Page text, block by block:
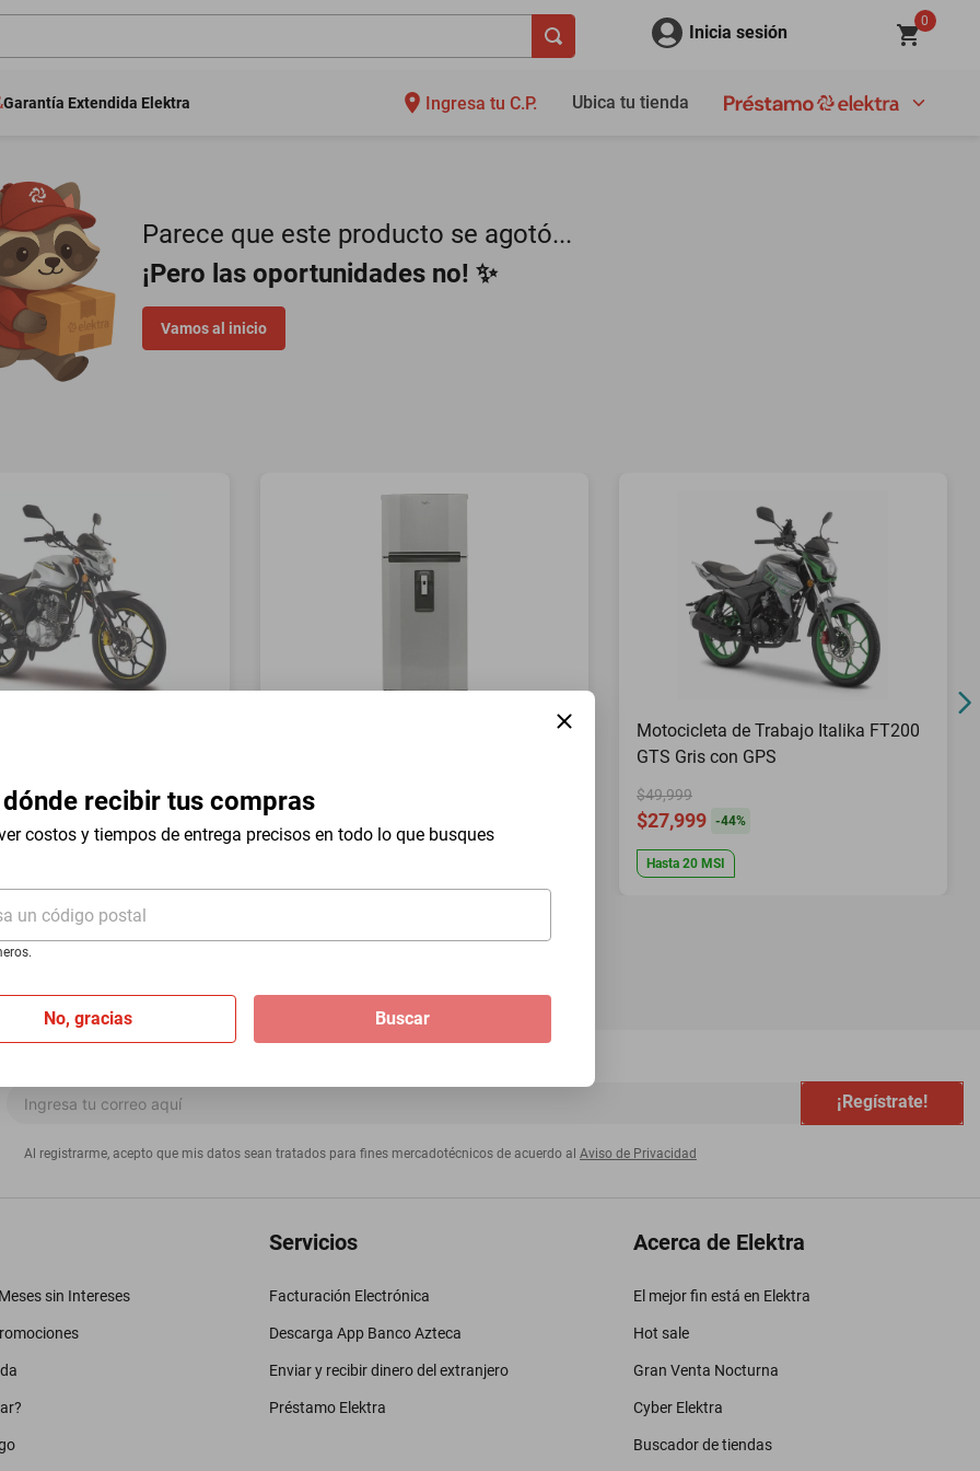
Inicia sesión
0
Garantía Extendida Elektra Ingresa tu C.P.
dónde recibir tus compras
costos y tiempos de entrega precisos en todo lo que busques
un código postal
No, gracias Buscar
Ubica tu tienda
Parece que este producto se agotó...
¡Pero las oportunidades no! ✨
Vamos al inicio
$19,999
Motocicleta de Trabajo Italika FT200
GTS Gris con GPS
$49,999
$27,999 -44%
Hasta 20 MSI
¡Regístrate!
Al registrarme, acepto que mis datos sean tratados para fines mercadotécnicos de acuerdo al Aviso de Privacidad
sin Intereses
Servicios
Facturación Electrónica
Descarga App Banco Azteca
Enviar y recibir dinero del extranjero
Préstamo Elektra
Acerca de Elektra
El mejor fin está en Elektra
Hot sale
Gran Venta Nocturna
Cyber Elektra
Buscador de tiendas